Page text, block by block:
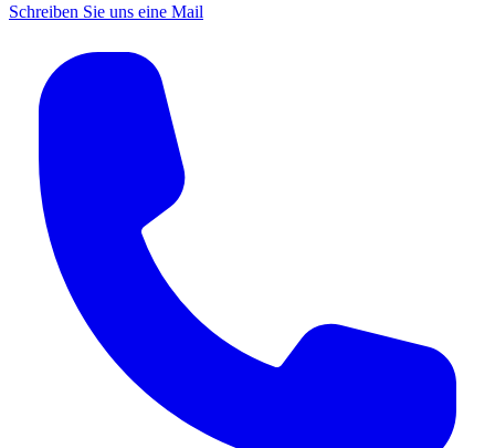
Schreiben Sie uns eine Mail